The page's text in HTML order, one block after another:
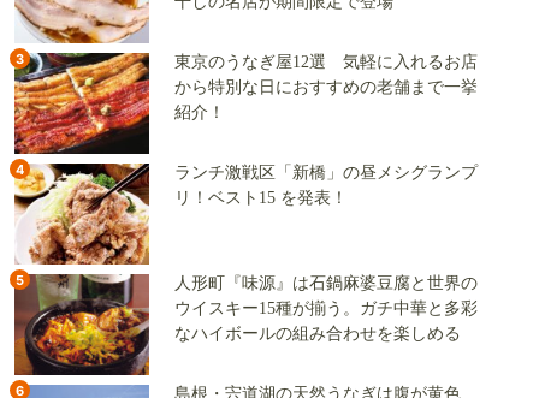
3
東京のうなぎ屋12選 気軽に入れるお店
から特別な日におすすめの老舗まで一挙
紹介！
4
ランチ激戦区「新橋」の昼メシグランプ
リ！ベスト15 を発表！
5
人形町『味源』は石鍋麻婆豆腐と世界の
ウイスキー15種が揃う。ガチ中華と多彩
なハイボールの組み合わせを楽しめる
6
島根・宍道湖の天然うなぎは腹が黄色